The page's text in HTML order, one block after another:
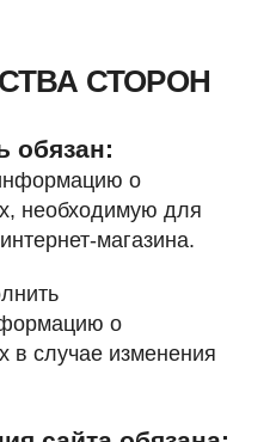
СТОРОН
обязан:
о
необходимую для
магазина.
о
в случае изменения